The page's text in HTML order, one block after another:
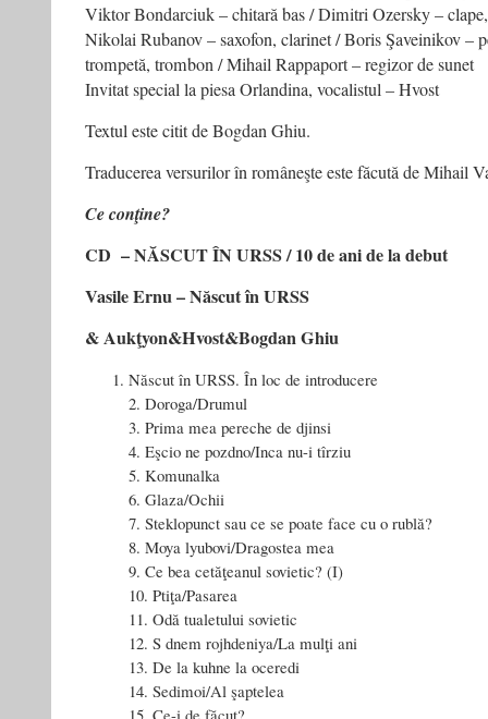
Viktor Bondarciuk – chitară bas / Dimitri Ozersky –
Nikolai Rubanov – saxofon, clarinet / Boris Şaveinikov –
trompetă, trombon / Mihail Rappaport – regizor de sunet
Invitat special la piesa Orlandina, vocalistul – Hvost
Textul este citit de Bogdan Ghiu.
Traducerea versurilor în româneşte este făcută de Mihail
Ce conţine?
CD – NĂSCUT ÎN URSS / 10 de ani de la debut
Vasile Ernu – Născut în URSS
& Aukţyon&Hvost&Bogdan Ghiu
Născut în URSS. În loc de introducere
2. Doroga/Drumul
3. Prima mea pereche de djinsi
4. Eşcio ne pozdno/Inca nu-i tîrziu
5. Komunalka
6. Glaza/Ochii
7. Steklopunct sau ce se poate face cu o rublă?
8. Moya lyubovi/Dragostea mea
9. Ce bea cetăţeanul sovietic? (I)
10. Ptiţa/Pasarea
11. Odă tualetului sovietic
12. S dnem rojhdeniya/La mulţi ani
13. De la kuhne la oceredi
14. Sedimoi/Al şaptelea
15. Ce-i de făcut?